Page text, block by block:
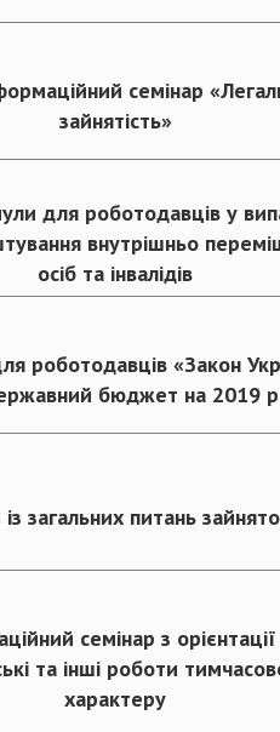
семінар
зайнятість»
для роботодавців у
внутрішньо
осіб та інвалідів
роботодавців «Закон
бюджет на 2019
загальних питань
семінар з
та інші роботи
характеру